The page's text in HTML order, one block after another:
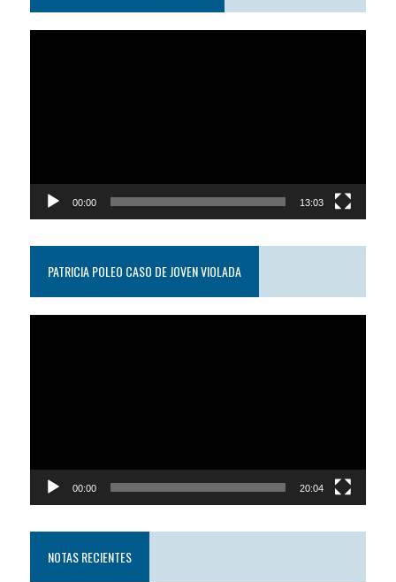
00:00 13:03
PATRICIA POLEO CASO DE JOVEN VIOLADA
00:00 20:04
NOTAS RECIENTES